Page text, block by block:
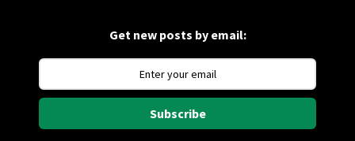
Get new posts by email:
Subscribe